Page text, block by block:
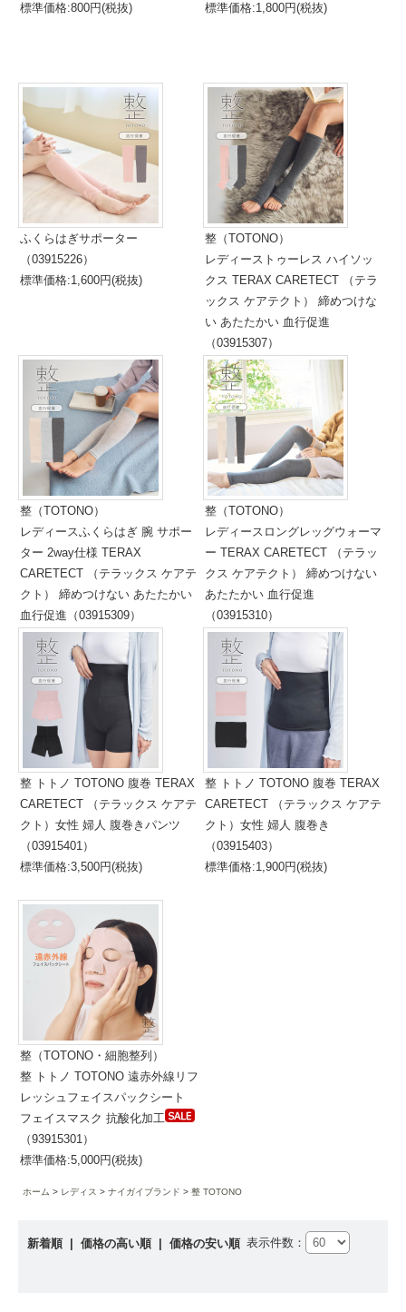
標準価格:800円(税抜)
標準価格:1,800円(税抜)
ふくらはぎサポーター
（03915226）
標準価格:1,600円(税抜)
整（TOTONO）
レディーストゥーレス ハイソッ
クス TERAX CARETECT （テラ
ックス ケアテクト） 締めつけな
い あたたかい 血行促進
（03915307）
標準価格:1,600円(税抜)
整（TOTONO）
レディースふくらはぎ 腕 サポー
ター 2way仕様 TERAX
CARETECT （テラックス ケアテ
クト） 締めつけない あたたかい
血行促進（03915309）
標準価格:1,400円(税抜)
整（TOTONO）
レディースロングレッグウォーマ
ー TERAX CARETECT （テラッ
クス ケアテクト） 締めつけない
あたたかい 血行促進
（03915310）
標準価格:1,600円(税抜)
整 トトノ TOTONO 腹巻 TERAX
CARETECT （テラックス ケアテ
クト）女性 婦人 腹巻きパンツ
（03915401）
標準価格:3,500円(税抜)
整 トトノ TOTONO 腹巻 TERAX
CARETECT （テラックス ケアテ
クト）女性 婦人 腹巻き
（03915403）
標準価格:1,900円(税抜)
整（TOTONO・細胞整列）
整 トトノ TOTONO 遠赤外線リフ
レッシュフェイスパックシート
フェイスマスク 抗酸化加工
（93915301）
標準価格:5,000円(税抜)
ホーム レディス ナイガイブランド 整 TOTONO
新着順 価格の高い順 価格の安い順 表示件数：